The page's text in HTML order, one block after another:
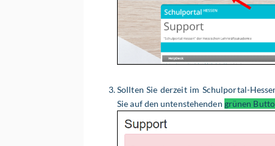
Sollten Sie derzeit im Schulportal-
Sie auf den untenstehenden grünen